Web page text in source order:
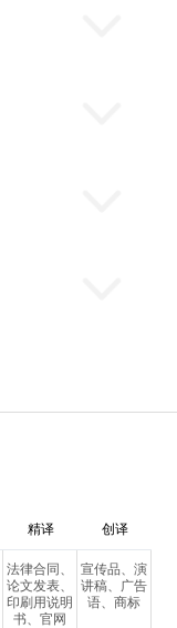
精译 创译
法律合同、
论文发表、
印刷用说明
书、官网
宣传品、演
讲稿、广告
语、商标